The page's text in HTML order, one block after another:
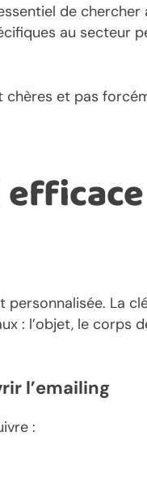
de chercher
au secteur
chères et pas
La
: l’objet, le corps
l’emailing
: